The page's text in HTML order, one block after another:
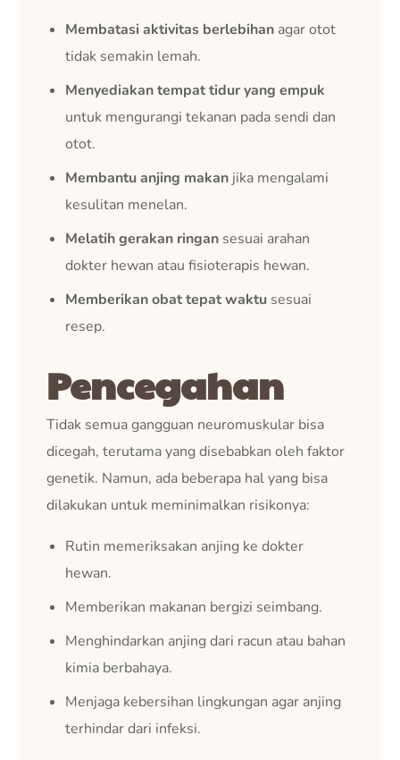
Membatasi aktivitas berlebihan agar otot
tidak semakin lemah.
Menyediakan tempat tidur yang empuk
untuk mengurangi tekanan pada sendi dan
otot.
Membantu anjing makan jika mengalami
kesulitan menelan.
Melatih gerakan ringan sesuai arahan
dokter hewan atau fisioterapis hewan.
Memberikan obat tepat waktu sesuai
resep.
Pencegahan
Tidak semua gangguan neuromuskular bisa
dicegah, terutama yang disebabkan oleh faktor
genetik. Namun, ada beberapa hal yang bisa
dilakukan untuk meminimalkan risikonya:
Rutin memeriksakan anjing ke dokter
hewan.
Memberikan makanan bergizi seimbang.
Menghindarkan anjing dari racun atau bahan
kimia berbahaya.
Menjaga kebersihan lingkungan agar anjing
terhindar dari infeksi.